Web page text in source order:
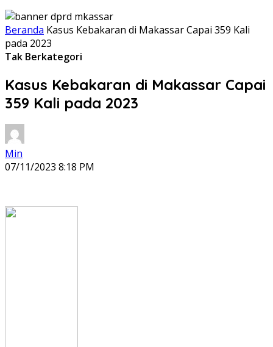
Beranda Kasus Kebakaran di Makassar Capai 359 Kali
pada 2023
Tak Berkategori
Kasus Kebakaran di Makassar Capai
359 Kali pada 2023
Min
07/11/2023 8:18 PM